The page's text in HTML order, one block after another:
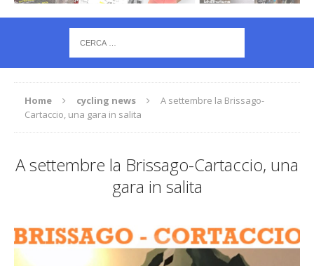
Home cycling news
A settembre la Brissago-
Cartaccio, una gara in salita
A settembre la Brissago-Cartaccio, una
gara in salita